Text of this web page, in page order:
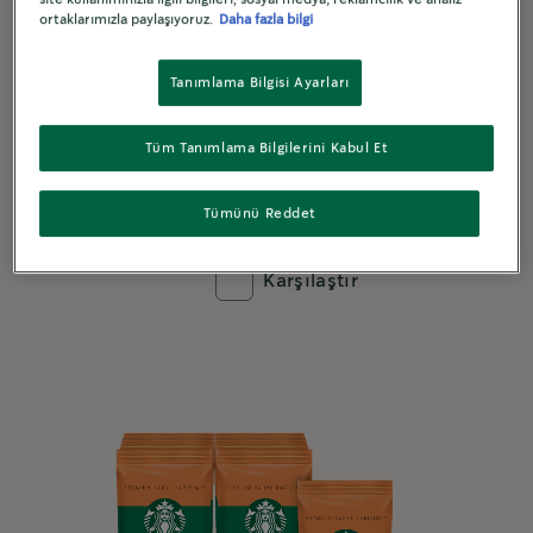
Starbucks Single-Origin Colombia
MEDIUM
KEŞFET
Karşılaştır
ortaklarımızla paylaşıyoruz.
Daha fazla bilgi
Tanımlama Bilgisi Ayarları
Tümünü Reddet
Tüm Tanımlama Bilgilerini Kabul Et